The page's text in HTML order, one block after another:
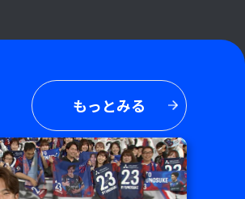
もっとみる